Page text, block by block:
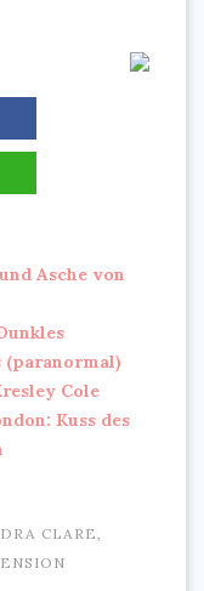
Asche von
(paranormal)
Cole
Kuss des
CLARE,